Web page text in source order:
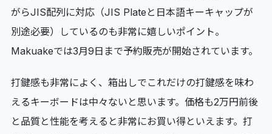
がらJIS配列に対応（JIS Plateと日本語キーキャップが
別途必要）しているのも非常に嬉しいポイント。
Makuakeでは3月9日まで予約販売が開始されています。
打鍵感も非常によく、箱出しでこれだけの打鍵感を味わ
えるキーボードは中々ないと思います。価格も2万円前後
と品質と性能を考えると非常にお買い得といえます。打